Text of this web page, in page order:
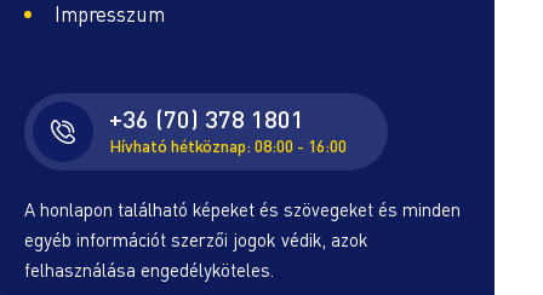
+36 (70) 378 1801
Hívható hétköznap: 08:00 - 16:00
A honlapon található képeket és szövegeket és minden
egyéb információt szerzői jogok védik, azok
felhasználása engedélyköteles.
Impresszum